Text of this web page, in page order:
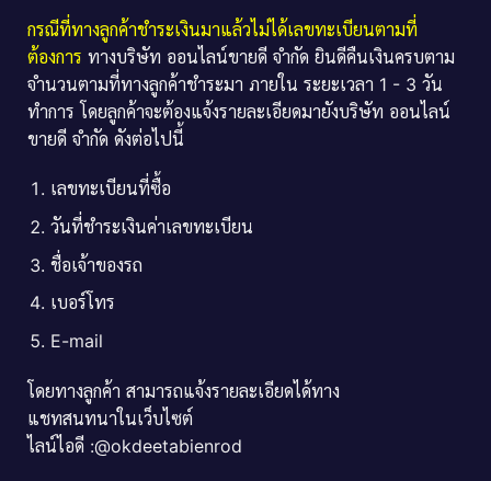
กรณีที่ทางลูกค้าชำระเงินมาแล้วไม่ได้เลขทะเบียนตามที่
ต้องการ ทางบริษัท ออนไลน์ขายดี จำกัด ยินดีคืนเงินครบตาม
จำนวนตามที่ทางลูกค้าชำระมา ภายใน ระยะเวลา 1 - 3 วัน
ทำการ โดยลูกค้าจะต้องแจ้งรายละเอียดมายังบริษัท ออนไลน์
ขายดี จำกัด ดังต่อไปนี้
เลขทะเบียนที่ซื้อ
วันที่ชำระเงินค่าเลขทะเบียน
ชื่อเจ้าของรถ
เบอร์โทร
E-mail
โดยทางลูกค้า สามารถแจ้งรายละเอียดได้ทาง
แชทสนทนาในเว็บไซต์
ไลน์ไอดี :@okdeetabienrod